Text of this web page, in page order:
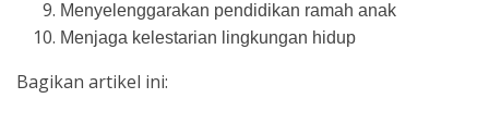
Menyelenggarakan pendidikan ramah anak
Menjaga kelestarian lingkungan hidup
Bagikan artikel ini: